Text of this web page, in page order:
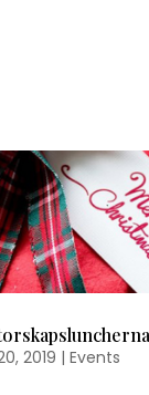
2019 | Events